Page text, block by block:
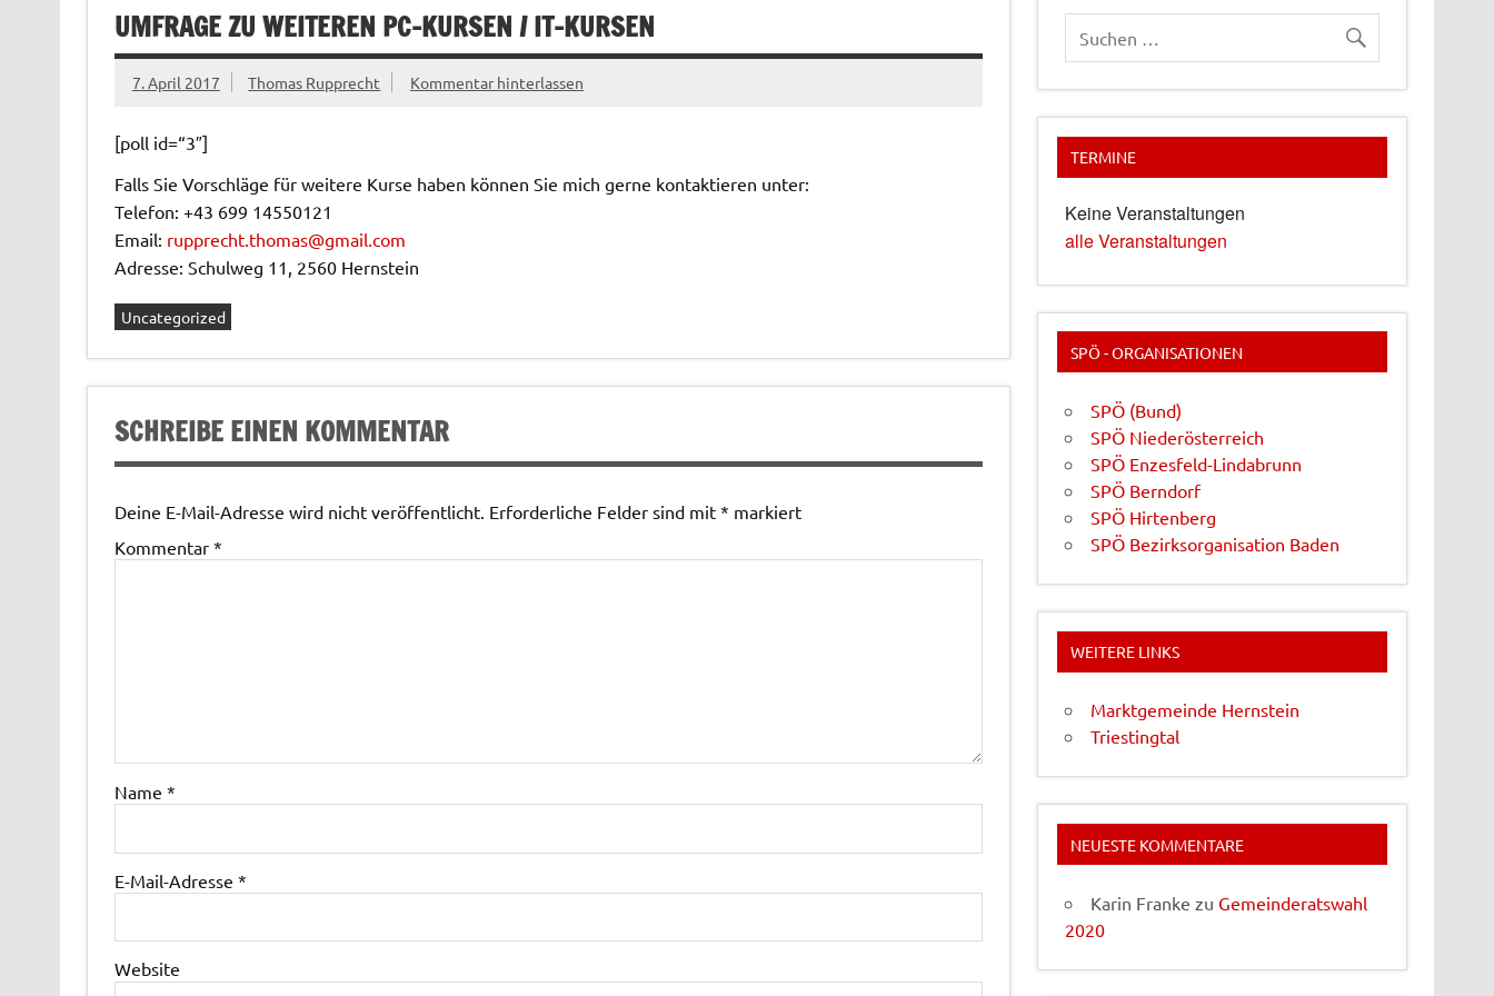
UMFRAGE ZU WEITEREN PC-KURSEN / IT-KURSEN
7. April 2017 Thomas Rupprecht Kommentar hinterlassen
[poll id=“3″]
Falls Sie Vorschläge für weitere Kurse haben können Sie mich gerne kontaktieren unter:
Telefon: +43 699 14550121
Email: rupprecht.thomas@gmail.com
Adresse: Schulweg 11, 2560 Hernstein
Uncategorized
SCHREIBE EINEN KOMMENTAR
Deine E-Mail-Adresse wird nicht veröffentlicht. Erforderliche Felder sind mit * markiert
Kommentar *
Name *
E-Mail-Adresse *
Website
TERMINE
Keine Veranstaltungen
alle Veranstaltungen
SPÖ - ORGANISATIONEN
SPÖ (Bund)
SPÖ Niederösterreich
SPÖ Enzesfeld-Lindabrunn
SPÖ Berndorf
SPÖ Hirtenberg
SPÖ Bezirksorganisation Baden
WEITERE LINKS
Marktgemeinde Hernstein
Triestingtal
NEUESTE KOMMENTARE
Karin Franke zu Gemeinderatswahl
2020